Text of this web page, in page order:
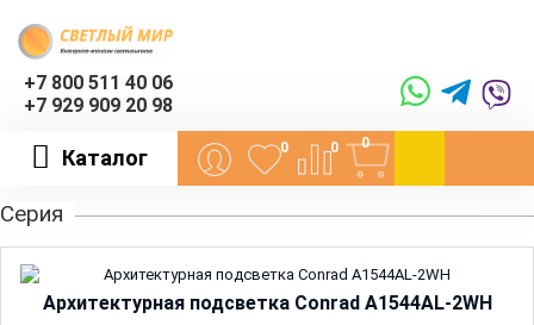
+7 800 511 40 06
+7 929 909 20 98
Каталог 0 0 0
Серия
Архитектурная подсветка Conrad A1544AL-2WH